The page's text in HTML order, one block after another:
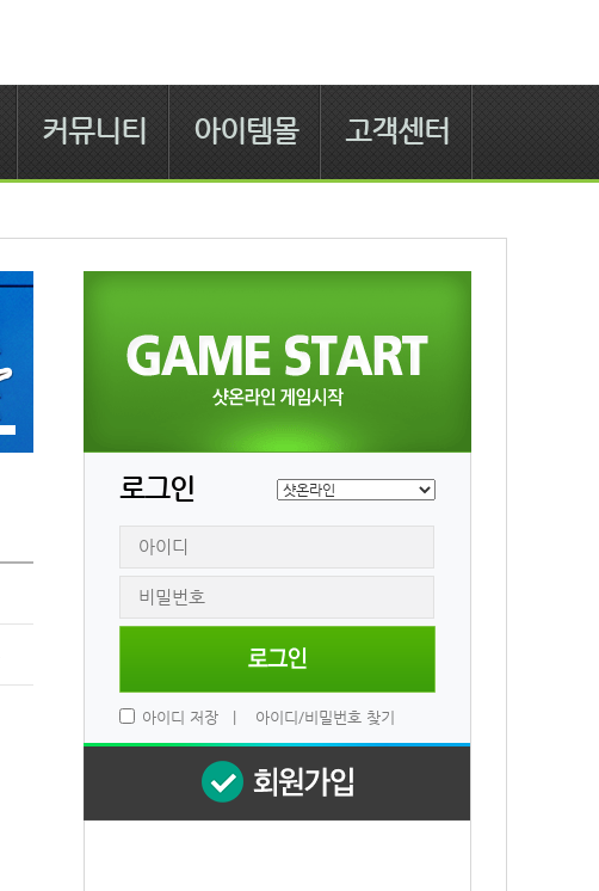
커뮤니티 아이템몰 고객센터
로그인
아이디 저장 아이디/비밀번호 찾기